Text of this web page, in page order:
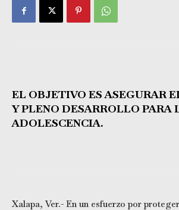
EL OBJETIVO ES ASEGURAR
Y PLENO DESARROLLO PARA
ADOLESCENCIA.
Xalapa, Ver.- En un esfuerzo por